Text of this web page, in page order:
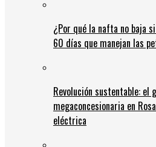
¿Por qué la nafta no baja
60 días que manejan las
Revolución sustentable: el
megaconcesionaria en
eléctrica